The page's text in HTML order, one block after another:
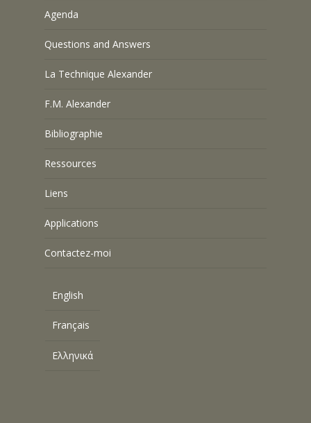
Agenda
Questions and Answers
La Technique Alexander
F.M. Alexander
Bibliographie
Ressources
Liens
Applications
Contactez-moi
English
Français
Ελληνικά